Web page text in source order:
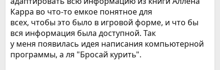
Карра во что-то емкое понятное для
всех, чтобы это было в игровой форме, и что бы
вся информация была доступной. Так
у меня появилась идея написания компьютерной
программы, а ля "Бросай курить".